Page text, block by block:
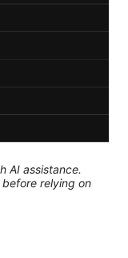
AI assistance.
relying on